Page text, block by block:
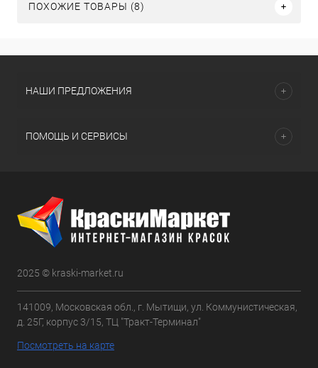
ПОХОЖИЕ ТОВАРЫ (8)
НАШИ ПРЕДЛОЖЕНИЯ
ПОМОЩЬ И СЕРВИСЫ
2025 © kraski-market.ru
141009, Московская обл., г. Мытищи, ул. Коммунистическая,
д. 25Г, корпус 3/15, ТЦ "Тракт-Терминал"
Посмотреть на карте